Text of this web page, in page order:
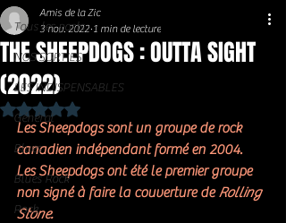
Tous les posts
NOS SORTIES
LES INDISPENSABLES
Général
Blues
Blues Rock
Rock
THE SHEEPDOGS : OUTTA SIGHT
(2022)
Amis de la Zic
3 nov. 2022 1 min de lecture
Noté NaN étoiles sur 5.
Les Sheepdogs sont un groupe de rock
canadien indépendant formé en 2004.
Les Sheepdogs ont été le premier groupe
non signé à faire la couverture de Rolling
Stone.